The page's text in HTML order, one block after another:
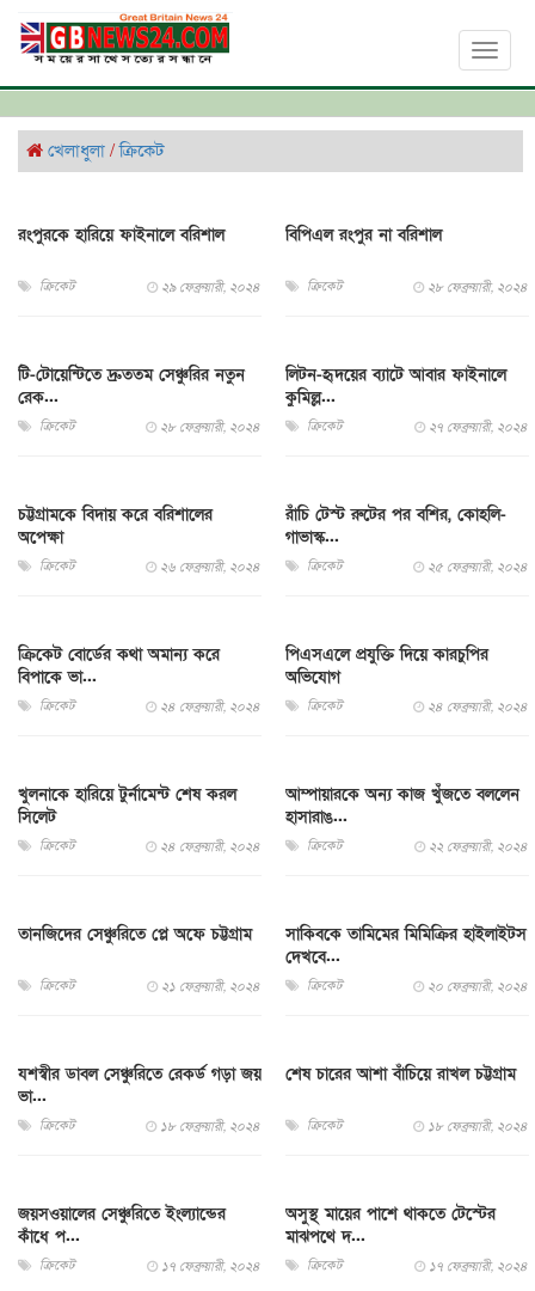
Toggle
খেলাধুলা /ক্রিকেট
রংপুরকে হারিয়ে ফাইনালে বরিশাল
ক্রিকেট ২৯ ফেব্রুয়ারী, ২০২৪
বিপিএল রংপুর না বরিশাল
ক্রিকেট ২৮ ফেব্রুয়ারী, ২০২৪
টি-টোয়েন্টিতে দ্রুততম সেঞ্চুরির নতুন
রেক...
ক্রিকেট ২৮ ফেব্রুয়ারী, ২০২৪
লিটন-হৃদয়ের ব‍্যাটে আবার ফাইনালে
কুমিল্ল...
ক্রিকেট ২৭ ফেব্রুয়ারী, ২০২৪
চট্টগ্রামকে বিদায় করে বরিশালের
অপেক্ষা
ক্রিকেট ২৬ ফেব্রুয়ারী, ২০২৪
রাঁচি টেস্ট রুটের পর বশির, কোহলি-
গাভাস্ক...
ক্রিকেট ২৫ ফেব্রুয়ারী, ২০২৪
ক্রিকেট বোর্ডের কথা অমান্য করে
বিপাকে ভা...
ক্রিকেট ২৪ ফেব্রুয়ারী, ২০২৪
পিএসএলে প্রযুক্তি দিয়ে কারচুপির
অভিযোগ
ক্রিকেট ২৪ ফেব্রুয়ারী, ২০২৪
খুলনাকে হারিয়ে টুর্নামেন্ট শেষ করল
সিলেট
ক্রিকেট ২৪ ফেব্রুয়ারী, ২০২৪
আম্পায়ারকে অন্য কাজ খুঁজতে বললেন
হাসারাঙ...
ক্রিকেট ২২ ফেব্রুয়ারী, ২০২৪
তানজিদের সেঞ্চুরিতে প্লে অফে চট্টগ্রাম
ক্রিকেট ২১ ফেব্রুয়ারী, ২০২৪
সাকিবকে তামিমের মিমিক্রির হাইলাইটস
দেখবে...
ক্রিকেট ২০ ফেব্রুয়ারী, ২০২৪
যশস্বীর ডাবল সেঞ্চুরিতে রেকর্ড গড়া জয়
ভা...
ক্রিকেট ১৮ ফেব্রুয়ারী, ২০২৪
শেষ চারের আশা বাঁচিয়ে রাখল চট্টগ্রাম
ক্রিকেট ১৮ ফেব্রুয়ারী, ২০২৪
জয়সওয়ালের সেঞ্চুরিতে ইংল্যান্ডের
কাঁধে প...
ক্রিকেট ১৭ ফেব্রুয়ারী, ২০২৪
অসুস্থ মায়ের পাশে থাকতে টেস্টের
মাঝপথে দ...
ক্রিকেট ১৭ ফেব্রুয়ারী, ২০২৪